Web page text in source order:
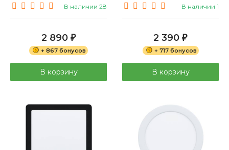
В наличии 28
2 890 ₽
+ 867 бонусов
В корзину
В наличии 1
2 390 ₽
+ 717 бонусов
В корзину